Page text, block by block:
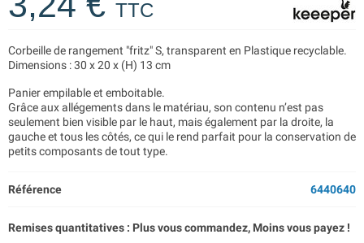
TTC
Corbeille de rangement "fritz" S, transparent en Plastique recyclable.
Dimensions : 30 x 20 x (H) 13 cm
Panier empilable et emboitable.
Grâce aux allégements dans le matériau, son contenu n’est pas
seulement bien visible par le haut, mais également par la droite, la
gauche et tous les côtés, ce qui le rend parfait pour la conservation de
petits composants de tout type.
Référence 6440640
Remises quantitatives : Plus vous commandez, Moins vous payez !